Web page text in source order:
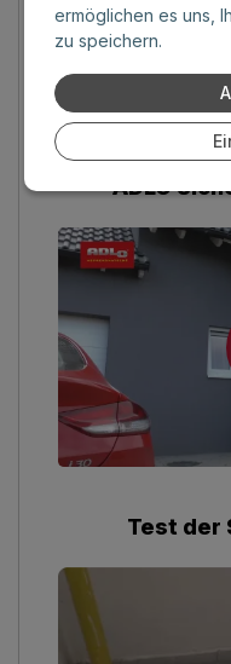
ermöglichen es uns,
zu speichern.
ADLO
Test der